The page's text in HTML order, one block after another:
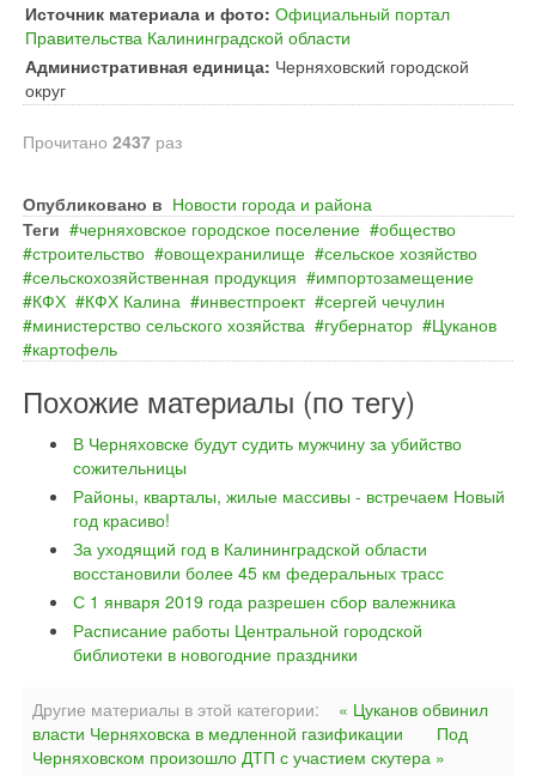
Источник материала и фото: Официальный портал
Правительства Калининградской области
Административная единица: Черняховский городской
округ
Прочитано 2437 раз
Опубликовано в Новости города и района
Теги
черняховское городское поселение
общество
строительство
овощехранилище
сельское хозяйство
сельскохозяйственная продукция
импортозамещение
КФХ
КФХ Калина инвестпроект
сергей чечулин
министерство сельского хозяйства
губернатор
Цуканов
картофель
Похожие материалы (по тегу)
В Черняховске будут судить мужчину за убийство
сожительницы
Районы, кварталы, жилые массивы - встречаем Новый
год красиво!
За уходящий год в Калининградской области
восстановили более 45 км федеральных трасс
С 1 января 2019 года разрешен сбор валежника
Расписание работы Центральной городской
библиотеки в новогодние праздники
Другие материалы в этой категории:
« Цуканов обвинил
власти Черняховска в медленной газификации
Под
Черняховском произошло ДТП с участием скутера »